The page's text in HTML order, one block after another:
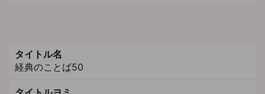
タイトル名
経典のことば50